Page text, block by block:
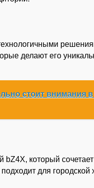
делают его
стоит внимания
который
для городской